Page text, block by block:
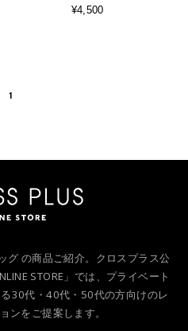
ケット横型
ぴったりポケット横型
¥4,500
1
の商品ご紹介。クロスプラス公
STORE」では、プライベート
30代・40代・50代の方向けのレ
ンをご提案します。